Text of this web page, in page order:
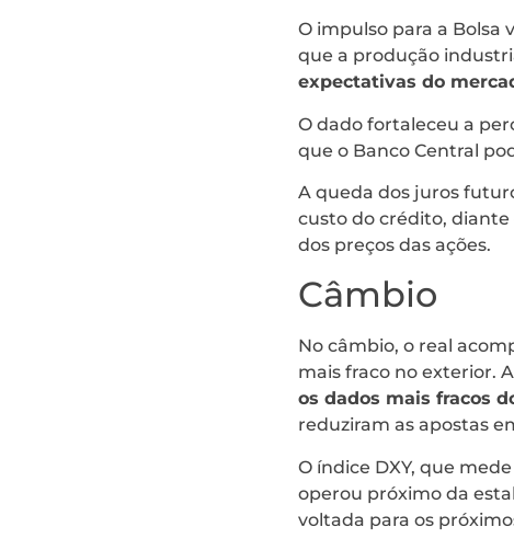
O impulso para a Bolsa
que a produção
expectativas do
O dado fortaleceu a
que o Banco Central
A queda dos juros
custo do crédito,
dos preços das ações.
Câmbio
No câmbio, o real
mais fraco no exterior.
os dados mais fracos
reduziram as apostas
O índice DXY, que
operou próximo da
voltada para os